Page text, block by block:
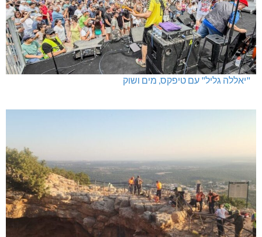
"יאללה גליל" עם טיפקס, מים ושוק